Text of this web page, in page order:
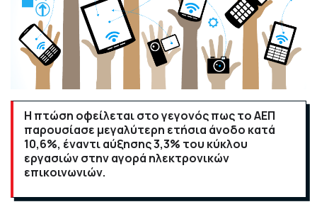
Η πτώση οφείλεται στο γεγονός πως το ΑΕΠ
παρουσίασε μεγαλύτερη ετήσια άνοδο κατά
10,6%, έναντι αύξησης 3,3% του κύκλου
εργασιών στην αγορά ηλεκτρονικών
επικοινωνιών.